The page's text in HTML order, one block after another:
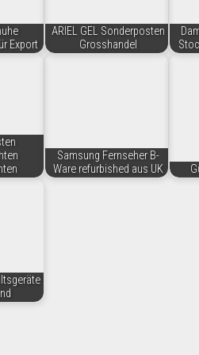
Export
ARIEL GEL Sonderposten
Grosshandel
Samsung Fernseher B-
Ware refurbished aus UK